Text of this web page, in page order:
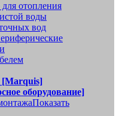
отопления
воды
вод
[Marquis]
оборудование]
Показать